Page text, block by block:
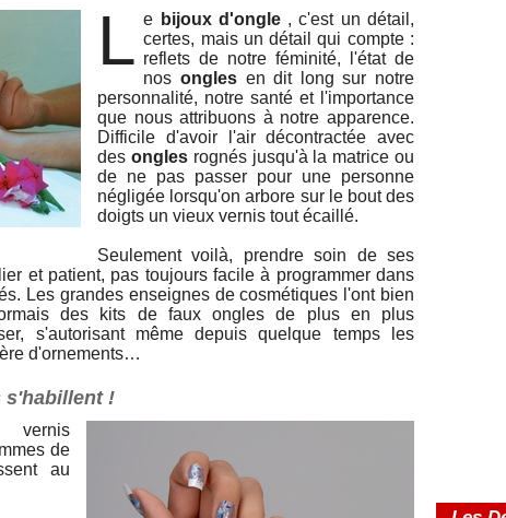
L e bijoux d'ongle , c'est un détail,
certes, mais un détail qui compte :
reflets de notre féminité, l'état de
nos ongles en dit long sur notre
personnalité, notre santé et l'importance
que nous attribuons à notre apparence.
Difficile d'avoir l'air décontractée avec
des onglesrognés jusqu'à la matrice ou
de ne pas passer pour une personne
négligée lorsqu'on arbore sur le bout des
doigts un vieux vernis tout écaillé.
Seulement voilà, prendre soin de ses
et patient, pas toujours facile à programmer dans
Les grandes enseignes de cosmétiques l'ont bien
des kits de faux ongles de plus en plus
s'autorisant même depuis quelque temps les
d'ornements…
s'habillent !
de
au